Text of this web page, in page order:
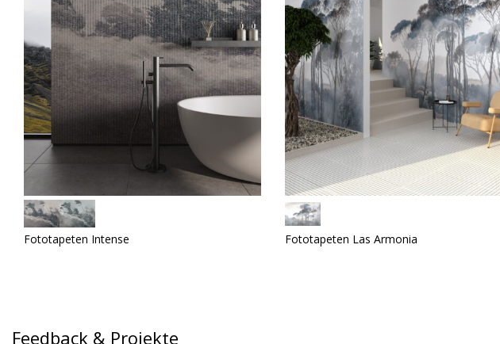
Fototapeten Intense Fototapeten Las Armonia
Feedback & Projekte